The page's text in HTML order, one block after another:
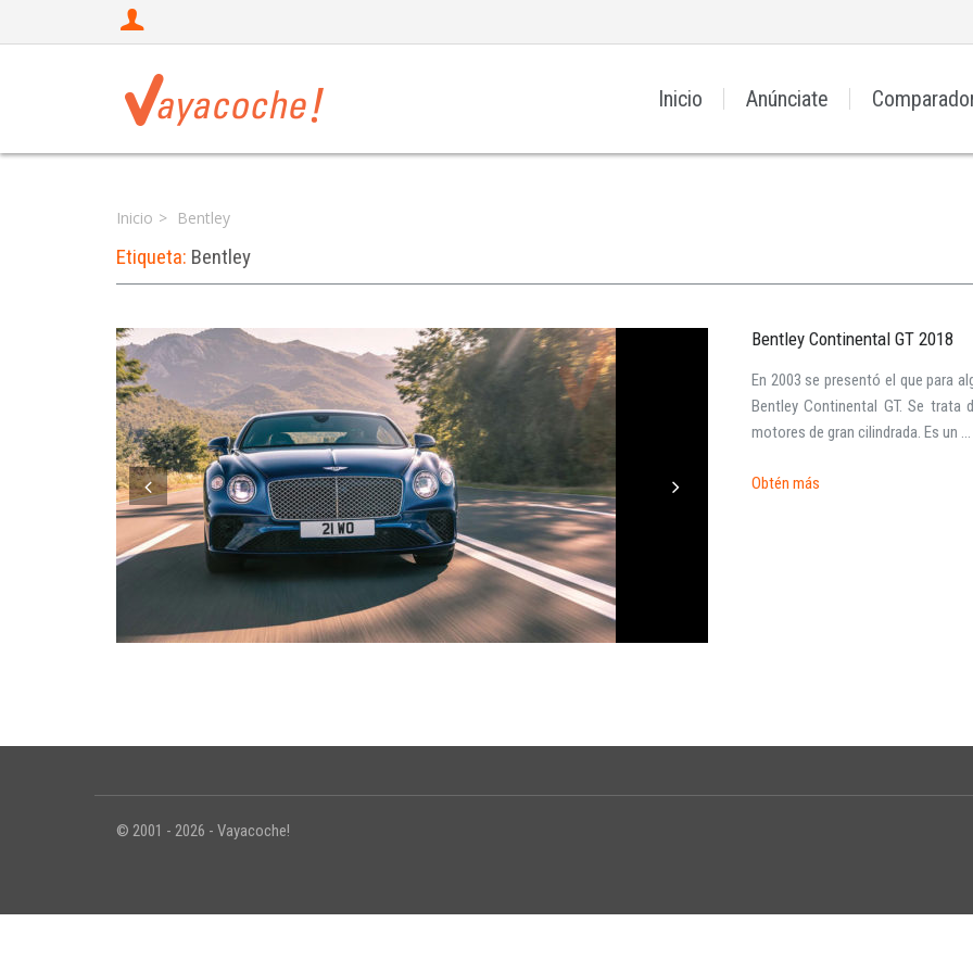
Iniciar sesión
INICIAR SESIÓN
Inicio Anúnciate
Inicio Bentley
Etiqueta: Bentley
Bentley Continental GT 2018
En 2003 se presentó el que para
Bentley Continental GT. Se
motores de gran cilindrada. Es un ...
Obtén más
© 2001 - 2026 - Vayacoche!